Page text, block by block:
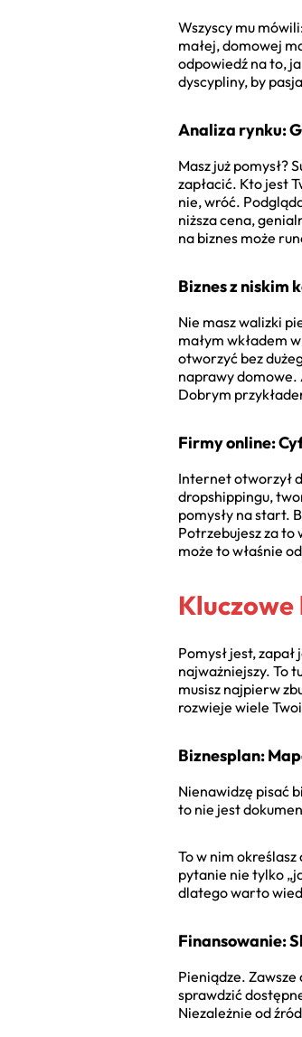
Wszyscy mu
małej, domowej
odpowiedź na to,
dyscypliny, by
Analiza rynku:
Masz już pomysł?
zapłacić. Kto jest
nie, wróć.
niższa cena,
na biznes może
Biznes z niskim
Nie masz walizki
małym wkładem
otworzyć bez
naprawy domowe.
Dobrym
Firmy online:
Internet otworzył
dropshippingu,
pomysły na start.
Potrzebujesz za to
może to właśnie
Pomysł jest,
najważniejszy. To
musisz najpierw
rozwieje wiele
Biznesplan:
Nienawidzę pisać
to nie jest
To w nim
pytanie nie tylko
dlatego warto
Finansowanie:
Pieniądze.
sprawdzić
Niezależnie od